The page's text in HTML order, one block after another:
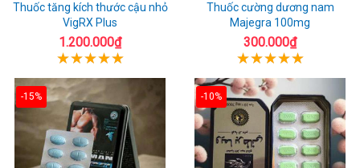
Thuốc tăng kích thước cậu nhỏ
VigRX Plus
1.200.000₫
Thuốc cường dương nam
Majegra 100mg
300.000₫
-15% -10%